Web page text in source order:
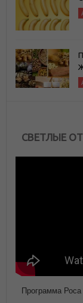
СВЕТЛЫЕ
Программа